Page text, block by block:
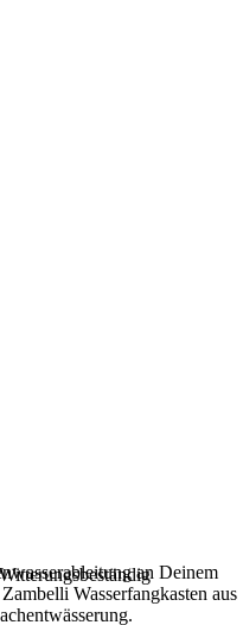
an Deinem
Wasserfangkasten aus